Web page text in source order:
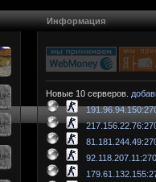
Информация
Новые 10 серверов.